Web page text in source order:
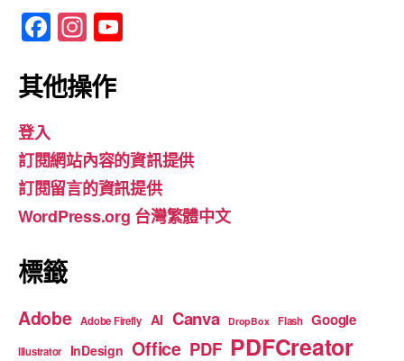
F
c
b
o
o
k
In
a
a
m
u
b
e
其他操作
登入
訂閱網站內容的資訊提供
訂閱留言的資訊提供
WordPress.org 台灣繁體中文
標籤
Adobe Adobe Firefly AI Canva DropBox Flash Google
Illustrator InDesign Office PDF PDFCreator